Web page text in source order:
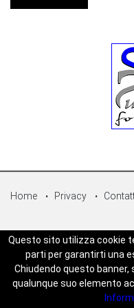
Home Privacy
© Copyright 2026 -
07050860829 -
tribunale di Palermo n.5
Joseph Zambito - Powered
Questo sito utilizza cookie
parti per garantirti una
Chiudendo questo
qualunque suo elemento